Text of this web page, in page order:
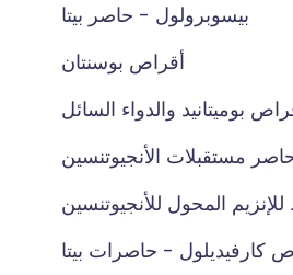
بيسوبرولول - حاصر بيتا
أقراص بوسنتان
بوميتانيد والدواء السائل
مستقبلات الأنجيوتنسين
المحول للأنجيوتنسين
كارفيديلول - حاصرات بيتا